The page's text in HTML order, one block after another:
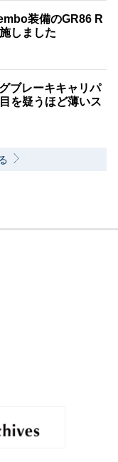
装備のGR86 R
しました
ブレーキキャリパ
を疑うほど薄いス